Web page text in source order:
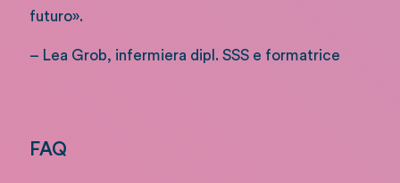
futuro».
– Lea Grob, infermiera dipl. SSS e formatrice
FAQ